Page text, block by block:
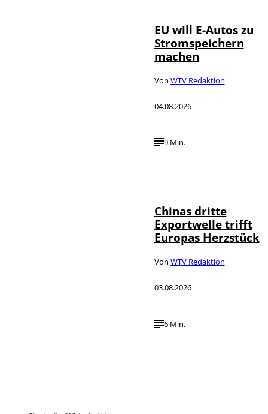
EU will E-Autos zu
Stromspeichern
machen
Von WTV Redaktion
04.08.2026
9 Min.
Chinas dritte
Exportwelle trifft
Europas Herzstück
Von WTV Redaktion
03.08.2026
6 Min.